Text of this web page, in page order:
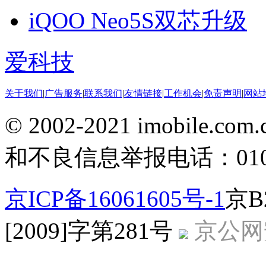
iQOO Neo5S双芯升级
爱科技
关于我们|广告服务|联系我们|友情链接|工作机会|免责声明|网站
© 2002-2021
和不良信息举报电话：
京ICP备16061605号-1 京
[2009]字第281号
京公